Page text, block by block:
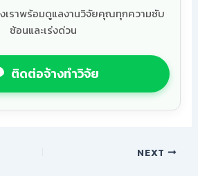
เราพร้อมดูแลงานวิจัยคุณทุกความซับ
ซ้อนและเร่งด่วน
ติดต่อจ้างทำวิจัย
NEXT